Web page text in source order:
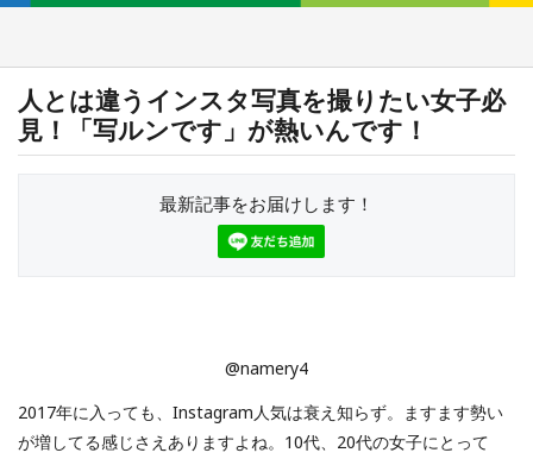
人とは違うインスタ写真を撮りたい女子必
見！「写ルンです」が熱いんです！
最新記事をお届けします！
@namery4
2017年に入っても、Instagram人気は衰え知らず。ますます勢い
が増してる感じさえありますよね。10代、20代の女子にとって